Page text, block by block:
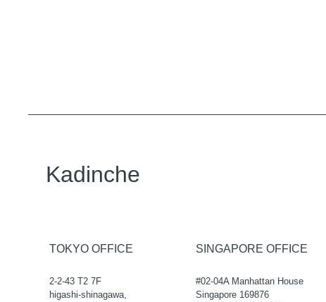
Kadinche
TOKYO OFFICE
2-2-43 T2 7F
higashi-shinagawa,
SINGAPORE OFFICE
#02-04A Manhattan House
Singapore 169876